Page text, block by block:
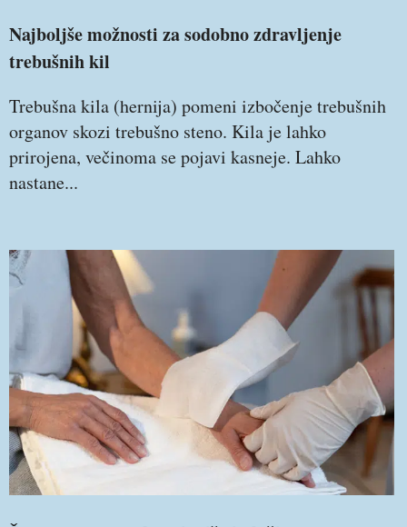
Najboljše možnosti za sodobno zdravljenje
trebušnih kil
Trebušna kila (hernija) pomeni izbočenje trebušnih
organov skozi trebušno steno. Kila je lahko
prirojena, večinoma se pojavi kasneje. Lahko
nastane...